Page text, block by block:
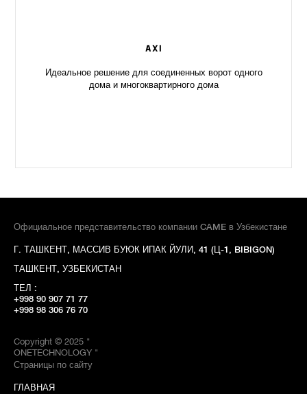
AXI
Идеальное решение для соединенных ворот одного
дома и многоквартирного дома
Официальное представительство компании CAME в Узбекистане
Г. ТАШКЕНТ, МАССИВ БУЮК ИПАК ЙУЛИ, 41 (Ц-1, BIBIGON)
ТАШКЕНТ, УЗБЕКИСТАН
ТЕЛ :
+998 90 907 71 77
+998 98 306 76 70
Copyright © 2025 "
ONETECHNOLOGY "
Страницы по сайту
ГЛАВНАЯ